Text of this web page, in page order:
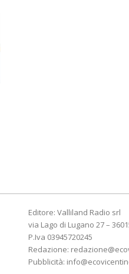
Editore: Valliland Radio srl
via Lago di Lugano 27 –
P.Iva 03945720245
Redazione:
Pubblicità: